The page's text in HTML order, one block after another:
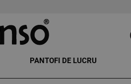
PANTOFI DE LUCRU